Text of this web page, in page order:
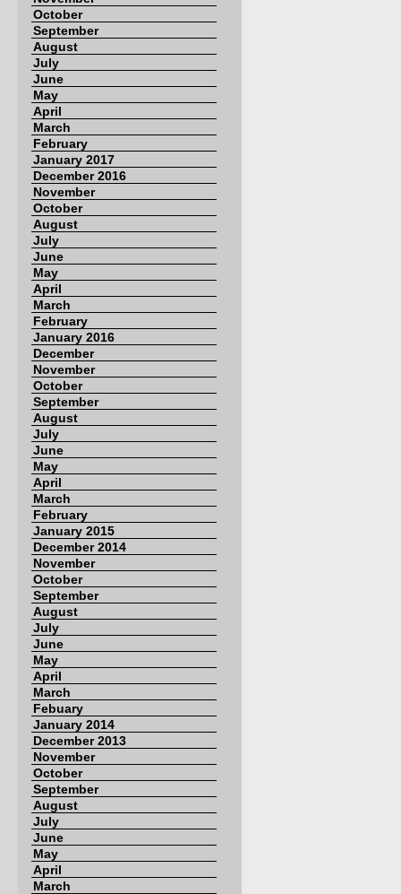
October
September
August
July
June
May
April
March
February
January 2017
December 2016
November
October
August
July
June
May
April
March
February
January 2016
December
November
October
September
August
July
June
May
April
March
February
January 2015
December 2014
November
October
September
August
July
June
May
April
March
Febuary
January 2014
December 2013
November
October
September
August
July
June
May
April
March